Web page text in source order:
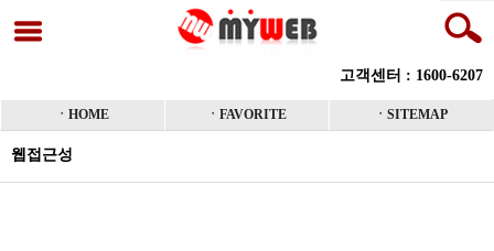
고객센터 : 1600-6207
ㆍHOME ㆍFAVORITE ㆍSITEMAP
웹접근성